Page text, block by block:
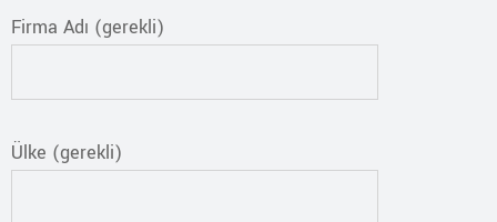
Firma Adı (gerekli)
Ülke (gerekli)